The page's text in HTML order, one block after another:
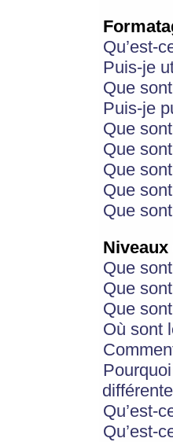
Qu’est-
Puis-je
Que
Puis-je
Que
Que
Que
Que
Que
Que
Que
Que
Où sont
Qu’est-
Qu’est-